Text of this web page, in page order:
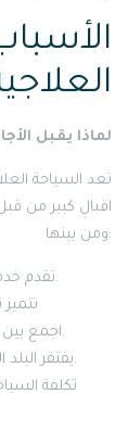
لماذا يقبل
تعد السياحة
اقبال كبير من
ومن بينها:
تقدم خدمات طبية عالية الجودة ومعدات طبية متطورة في تركيا.
اجمع بين العلاج والمتعة بزيارة أجمل المعالم السياحية في تركيا.
يفتقر البلد الأصلي إلى الخدمات الطبية والموارد الطبية عالية الجودة.
تكلفة